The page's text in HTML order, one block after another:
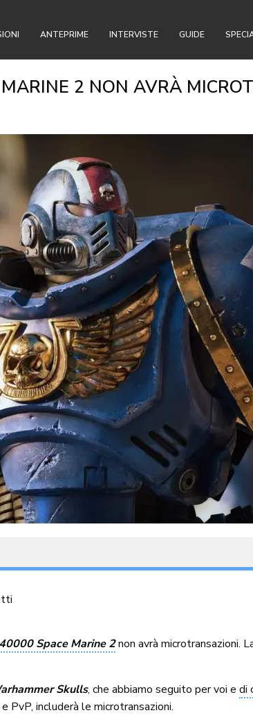
ANTEPRIME INTERVISTE GUIDE
2 NON AVRÀ
Space Marine 2non avrà microtransazioni.
Skulls, che abbiamo seguito per voi edi
PvP, includerà le microtransazioni.